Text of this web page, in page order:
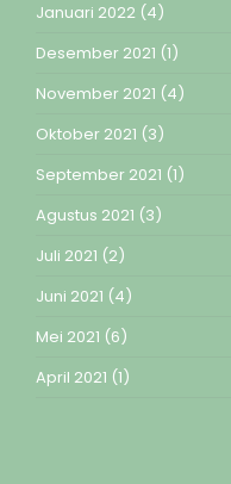
Januari 2022 (4)
Desember 2021 (1)
November 2021 (4)
Oktober 2021 (3)
September 2021 (1)
Agustus 2021 (3)
Juli 2021 (2)
Juni 2021 (4)
Mei 2021 (6)
April 2021 (1)